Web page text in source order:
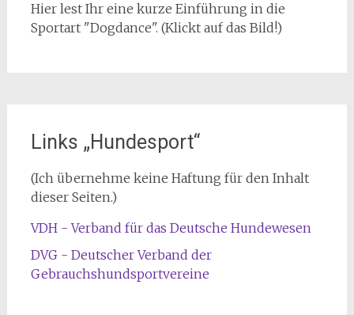
Hier lest Ihr eine kurze Einführung in die
Sportart "Dogdance". (Klickt auf das Bild!)
Links „Hundesport“
(Ich übernehme keine Haftung für den Inhalt
dieser Seiten.)
VDH - Verband für das Deutsche Hundewesen
DVG - Deutscher Verband der
Gebrauchshundsportvereine